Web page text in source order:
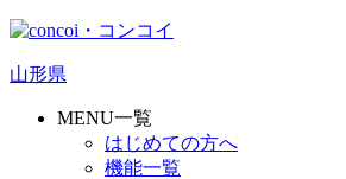
山形県
MENU一覧
はじめての方へ
機能一覧